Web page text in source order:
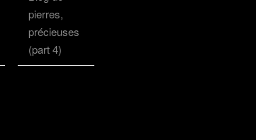
pierres,
précieuses
(part 4)